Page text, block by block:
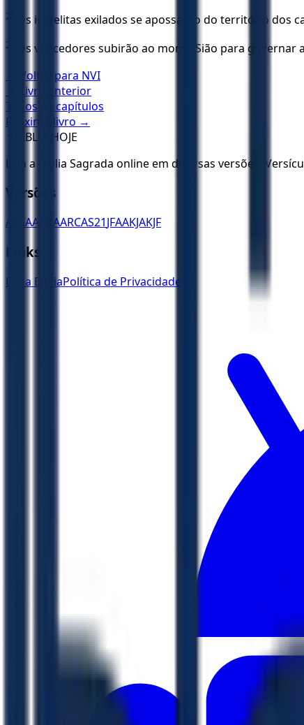
20 Os israelitas exilados se apossarão do território dos
21
Os vencedores subirão ao monte Sião para governar
← Voltar para NVI
← Livro anterior
Todos os capítulos
Próximo livro →
BÍBLIA HOJE
Leia a Bíblia Sagrada online em diversas versões.
Versões
ACFAA ARAARCAS21JFAAKJAKJF
Links
Ler a BíbliaPolítica de Privacidade